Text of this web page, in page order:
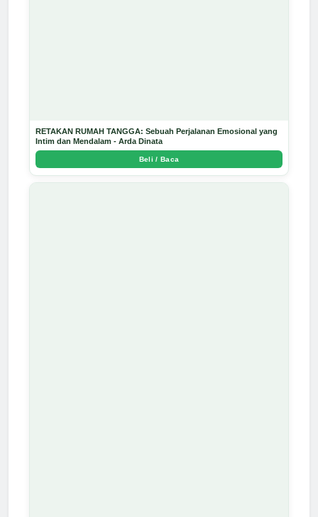
RETAKAN RUMAH TANGGA: Sebuah Perjalanan Emosional yang
Intim dan Mendalam - Arda Dinata
Beli / Baca